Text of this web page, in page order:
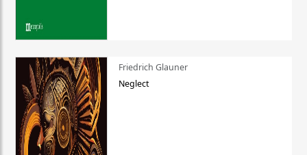
Friedrich Glauner
Neglect